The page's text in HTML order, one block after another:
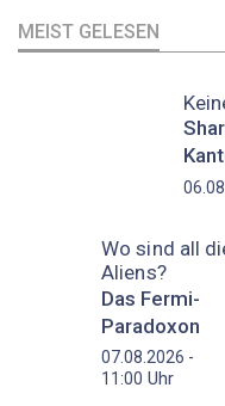
MEIST GELESEN
Wo sind all
Aliens?
Das Fermi-
Paradoxon
07.08.2026 -
11:00 Uhr